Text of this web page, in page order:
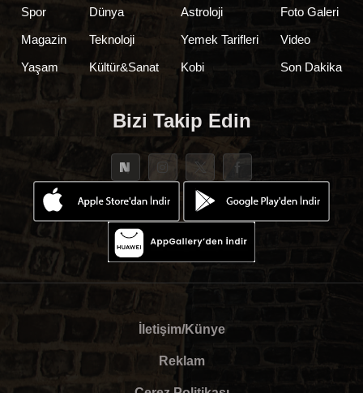
Spor
Magazin
Yaşam
Dünya
Teknoloji
Kültür&Sanat
Astroloji
Yemek Tarifleri
Kobi
Foto Galeri
Video
Son Dakika
Bizi Takip Edin
İletişim/Künye
Reklam